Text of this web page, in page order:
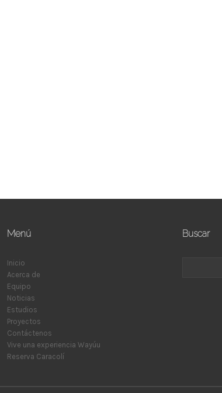
Menú
Inicio
Acerca de
Equipo
Noticias
Estudios
Proyectos
Contáctenos
Vive una experiencia Wayúu
Reserva Caracolí
Buscar